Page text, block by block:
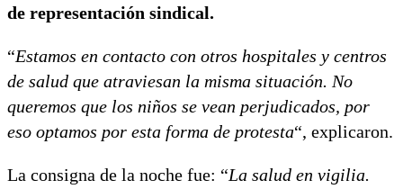
de representación sindical.
“Estamos en contacto con otros hospitales y centros
de salud que atraviesan la misma situación. No
queremos que los niños se vean perjudicados, por
eso optamos por esta forma de protesta“, explicaron.
La consigna de la noche fue: “La salud en vigilia.